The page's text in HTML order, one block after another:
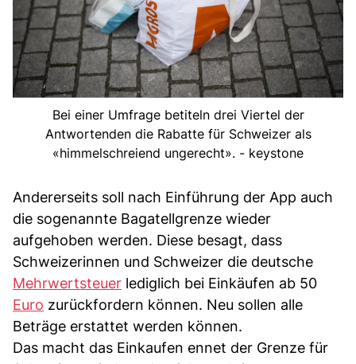
Bei einer Umfrage betiteln drei Viertel der
Antwortenden die Rabatte für Schweizer als
«himmelschreiend ungerecht». - keystone
Andererseits soll nach Einführung der App auch
die sogenannte Bagatellgrenze wieder
aufgehoben werden. Diese besagt, dass
Schweizerinnen und Schweizer die deutsche
Mehrwertsteuer lediglich bei Einkäufen ab 50
Euro zurückfordern können. Neu sollen alle
Beträge erstattet werden können.
Das macht das Einkaufen ennet der Grenze für